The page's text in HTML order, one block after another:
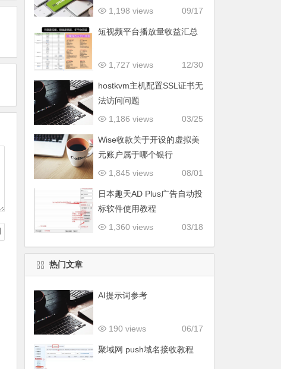
09/17
1,198 views
短视频平台播放量收益汇总
12/30
1,727 views
hostkvm主机配置SSL证书无
法访问问题
03/25
1,186 views
Wise收款关于开设的虚拟美
元账户属于哪个银行
08/01
1,845 views
日本趣天AD Plus广告自动投
标软件使用教程
03/18
1,360 views
热门文章
AI提示词参考
06/17
190 views
聚域网 push域名接收教程